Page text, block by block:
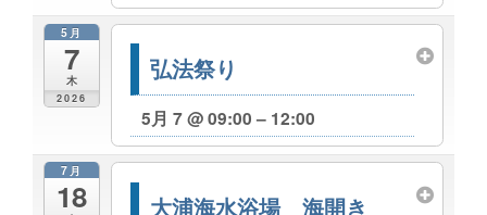
5月
7
木
2026
弘法祭り
5月 7 @ 09:00 – 12:00
7月
18 大浦海水浴場 海開き